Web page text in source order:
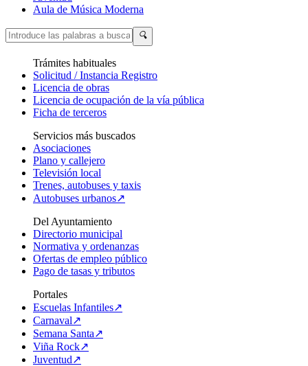
Aula de Música Moderna
🔍
Trámites habituales
Solicitud / Instancia Registro
Licencia de obras
Licencia de ocupación de la vía pública
Ficha de terceros
Servicios más buscados
Asociaciones
Plano y callejero
Televisión local
Trenes, autobuses y taxis
Autobuses urbanos↗
Del Ayuntamiento
Directorio municipal
Normativa y ordenanzas
Ofertas de empleo público
Pago de tasas y tributos
Portales
Escuelas Infantiles↗
Carnaval↗
Semana Santa↗
Viña Rock↗
Juventud↗